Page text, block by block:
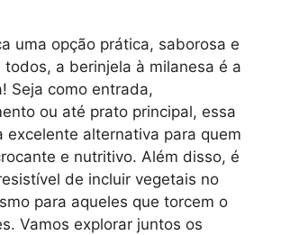
uma opção prática, saborosa e
todos, a berinjela à milanesa é a
Seja como entrada,
ou até prato principal, essa
excelente alternativa para quem
e nutritivo. Além disso, é
de incluir vegetais no
para aqueles que torcem o
Vamos explorar juntos os